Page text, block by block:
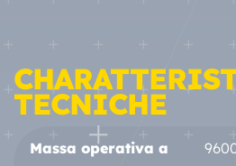
TECNICHE
Massa operativa a